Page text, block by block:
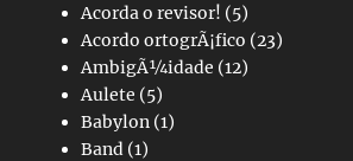
Acorda o revisor! (5)
Acordo ortogrÃ¡fico (23)
AmbigÃ¼idade (12)
Aulete (5)
Babylon (1)
Band (1)